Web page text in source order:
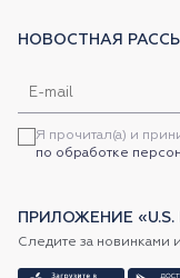
НОВОСТНАЯ
Я прочитал(а) и
по обработке
ПРИЛОЖЕНИЕ «U.S.
Следите за новинками